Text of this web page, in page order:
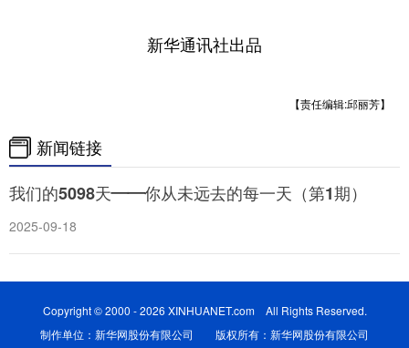
新华通讯社出品
【责任编辑:邱丽芳】
新闻链接
我们的5098天——你从未远去的每一天（第1期）
2025-09-18
Copyright © 2000 - 2026 XINHUANET.com All Rights Reserved.
制作单位：新华网股份有限公司 版权所有：新华网股份有限公司